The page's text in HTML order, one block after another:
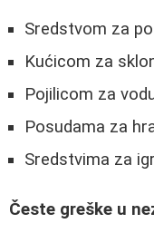
Sredstvom za
Kućicom za
Pojilicom za
Posudama za
Sredstvima za
Česte greške u